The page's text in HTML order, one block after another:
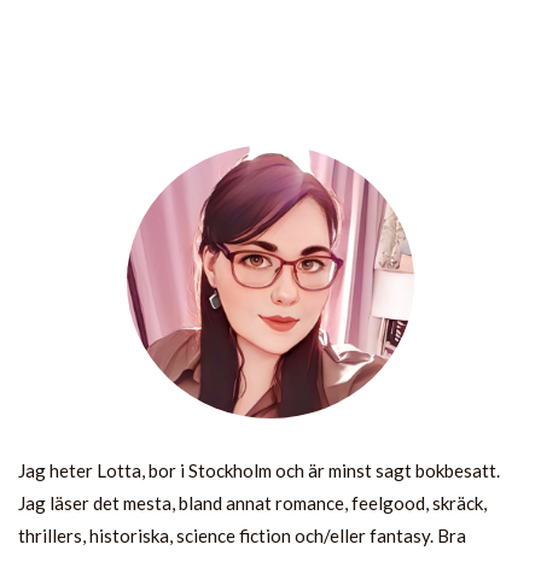
Jag heter Lotta, bor i Stockholm och är minst sagt bokbesatt.
Jag läser det mesta, bland annat romance, feelgood, skräck,
thrillers, historiska, science fiction och/eller fantasy. Bra